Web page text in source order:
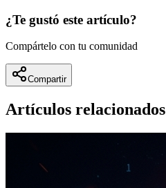
¿Te gustó este artículo?
Compártelo con tu comunidad
Compartir
Artículos relacionados